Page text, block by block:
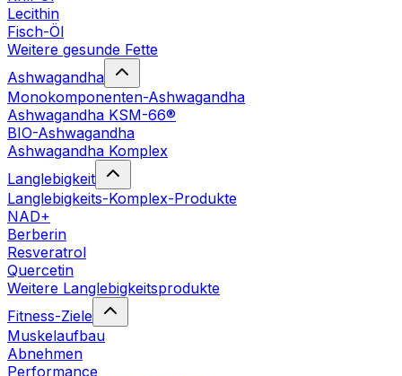
Lecithin
Fisch-Öl
Weitere gesunde Fette
Ashwagandha
Monokomponenten-Ashwagandha
Ashwagandha KSM-66®
BIO-Ashwagandha
Ashwagandha Komplex
Langlebigkeit
Langlebigkeits-Komplex-Produkte
NAD+
Berberin
Resveratrol
Quercetin
Weitere Langlebigkeitsprodukte
Fitness-Ziele
Muskelaufbau
Abnehmen
Performance